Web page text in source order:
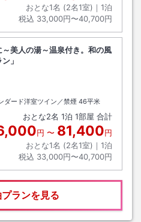
おとな1名 (2名1室)｜ 1泊
税込 33,000円〜40,700円
～美人の湯～温泉付き。和の風
」
ダード洋室ツイン／禁煙 46平米
おとな2名 1泊 1部屋 合計
円 〜 81,400円
おとな1名 (2名1室)｜ 1泊
税込 33,000円〜40,700円
ランを見る